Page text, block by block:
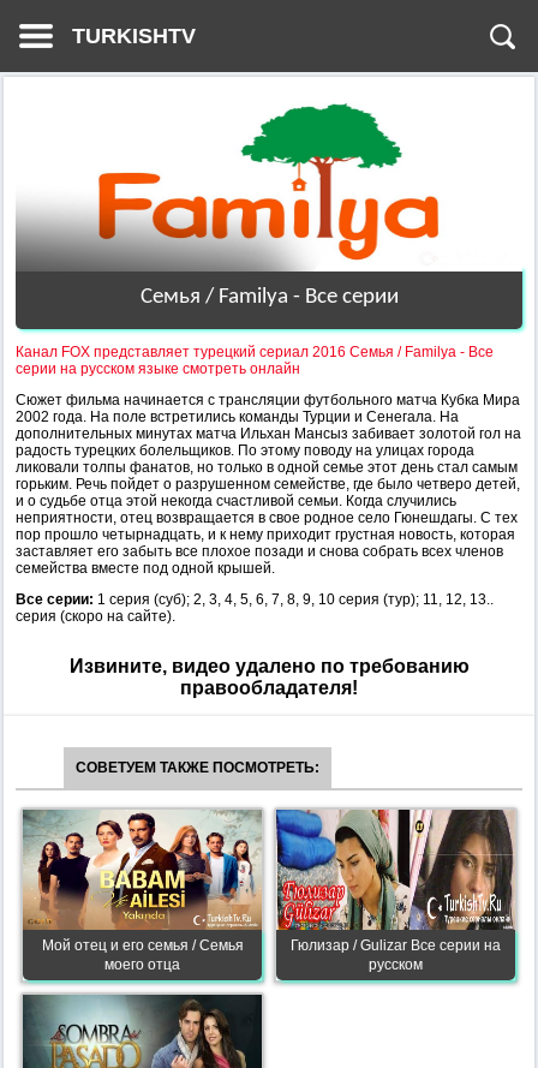
TURKISHTV
Семья / Familya - Все серии
Канал FOX представляет турецкий сериал 2016 Семья / Familya - Все
серии на русском языке смотреть онлайн
Сюжет фильма начинается с трансляции футбольного матча Кубка Мира
2002 года. На поле встретились команды Турции и Сенегала. На
дополнительных минутах матча Ильхан Мансыз забивает золотой гол на
радость турецких болельщиков. По этому поводу на улицах города
ликовали толпы фанатов, но только в одной семье этот день стал самым
горьким. Речь пойдет о разрушенном семействе, где было четверо детей,
и о судьбе отца этой некогда счастливой семьи. Когда случились
неприятности, отец возвращается в свое родное село Гюнешдагы. С тех
пор прошло четырнадцать, и к нему приходит грустная новость, которая
заставляет его забыть все плохое позади и снова собрать всех членов
семейства вместе под одной крышей.
Все серии: 1 серия (суб); 2, 3, 4, 5, 6, 7, 8, 9, 10 серия (тур); 11, 12, 13..
серия (скоро на сайте).
Извините, видео удалено по требованию
правообладателя!
СОВЕТУЕМ ТАКЖЕ ПОСМОТРЕТЬ:
Мой отец и его семья / Семья
моего отца
Гюлизар / Gulizar Все серии на
русском